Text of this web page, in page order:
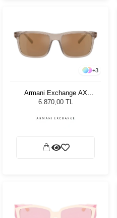
+3
Armani Exchange AX
4145S 83445A 57 Unisex
Güneş Gözlüğü
6.870,00 TL